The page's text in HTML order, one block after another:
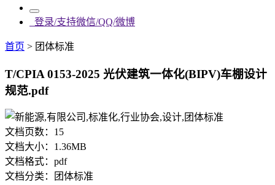
登录/支持微信/QQ/微博
首页 > 团体标准
T/CPIA 0153-2025 光伏建筑一体化(BIPV)车棚设计
规范.pdf
文档页数： 15
文档大小： 1.36MB
文档格式： pdf
文档分类：
团体标准